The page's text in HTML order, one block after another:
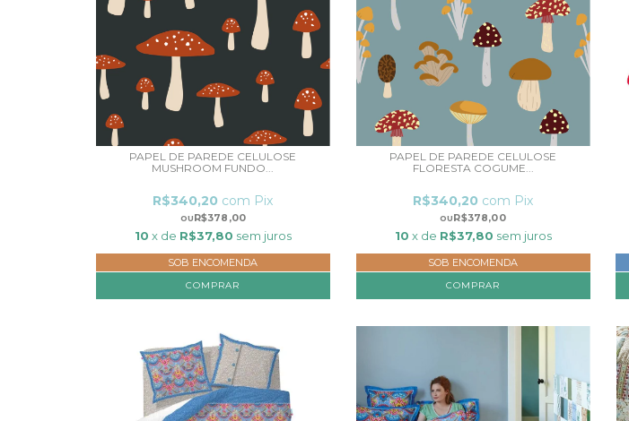
PAPEL DE PAREDE CELULOSE
MUSHROOM FUNDO...
R$378,00
R$340,20 com Pix
10 x de R$37,80 sem juros
SOB ENCOMENDA
COMPRAR
PAPEL DE PAREDE CELULOSE
FLORESTA COGUME...
R$378,00
R$340,20 com Pix
10 x de R$37,80 sem juros
SOB ENCOMENDA
COMPRAR